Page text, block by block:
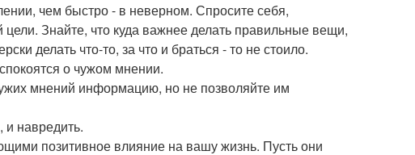
чем быстро - в неверном. Спросите себя,
Знайте, что куда важнее делать правильные вещи,
делать что-то, за что и браться - то не стоило.
о чужом мнении.
мнений информацию, но не позволяйте им
навредить.
позитивное влияние на вашу жизнь. Пусть они